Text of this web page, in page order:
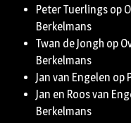
Peter Tuerlings op
Berkelmans
Twan de Jongh op
Berkelmans
Jan van Engelen op
Jan en Roos van
Berkelmans